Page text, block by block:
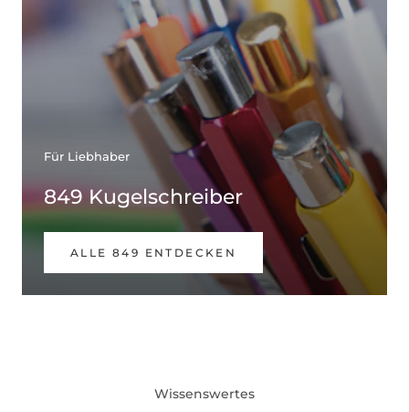
Für Liebhaber
849 Kugelschreiber
ALLE 849 ENTDECKEN
Wissenswertes